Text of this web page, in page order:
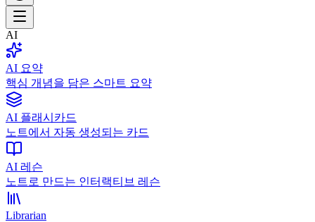
AI
AI 요약
핵심 개념을 담은 스마트 요약
AI 플래시카드
노트에서 자동 생성되는 카드
AI 레슨
노트로 만드는 인터랙티브 레슨
Librarian